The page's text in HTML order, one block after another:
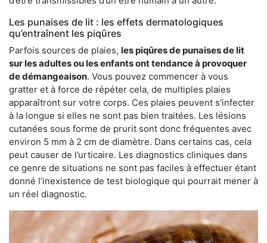
Les punaises de lit : les effets dermatologiques
qu’entraînent les piqûres
Parfois sources de plaies, les piqûres de punaises de lit
sur les adultes ou les enfants ont tendance à provoquer
de démangeaison. Vous pouvez commencer à vous
gratter et à force de répéter cela, de multiples plaies
apparaîtront sur votre corps. Ces plaies peuvent s’infecter
à la longue si elles ne sont pas bien traitées. Les lésions
cutanées sous forme de prurit sont donc fréquentes avec
environ 5 mm à 2 cm de diamètre. Dans certains cas, cela
peut causer de l’urticaire. Les diagnostics cliniques dans
ce genre de situations ne sont pas faciles à effectuer étant
donné l’inexistence de test biologique qui pourrait mener à
un réel diagnostic.